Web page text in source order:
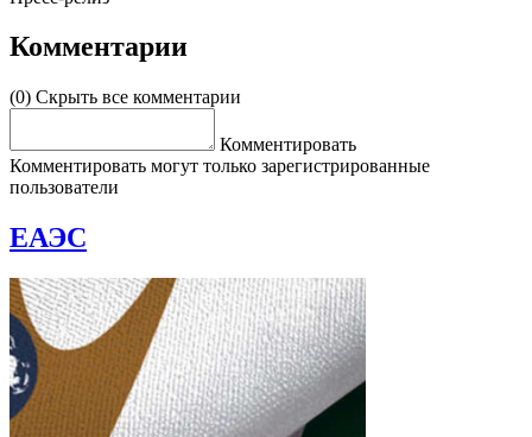
Комментарии
(0) Скрыть все комментарии
Комментировать
Комментировать могут только зарегистрированные
пользователи
ЕАЭС